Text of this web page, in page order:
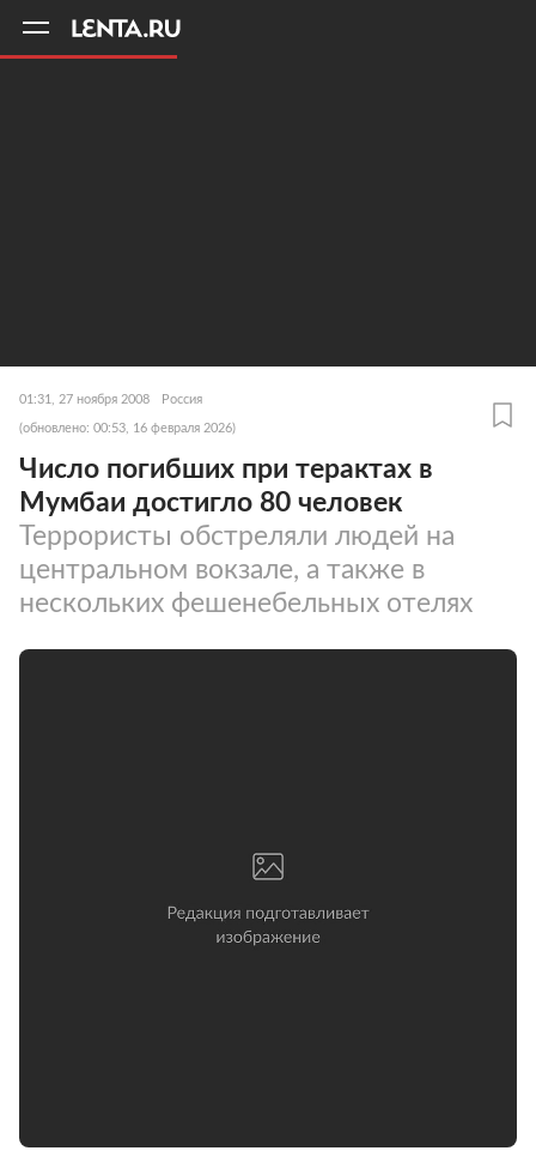
01:31, 27 ноября 2008 Россия
(обновлено: 00:53, 16 февраля 2026)
Число погибших при терактах в
Мумбаи достигло 80 человек
Террористы обстреляли людей на
центральном вокзале, а также в
нескольких фешенебельных отелях